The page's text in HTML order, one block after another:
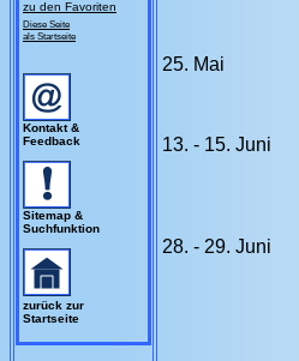
zu den Favoriten
Diese Seite
als Startseite
Kontakt &
Feedback
Sitemap &
Suchfunktion
zurück zur
Startseite
25. Mai
13. - 15. Juni
28. - 29. Juni